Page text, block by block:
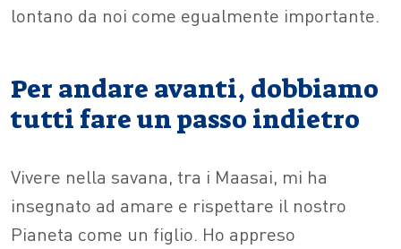
lontano da noi come egualmente importante.
Per andare avanti, dobbiamo
tutti fare un passo indietro
Vivere nella savana, tra i Maasai, mi ha
insegnato ad amare e rispettare il nostro
Pianeta come un figlio. Ho appreso